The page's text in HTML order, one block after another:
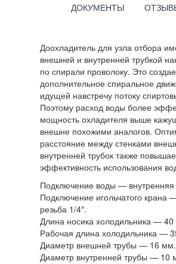
ДОКУМЕНТЫ
Доохладитель для узла отбора
внешней и внутренней трубкой
по спирали проволоку. Это
дополнительное спиральное
идущей навстречу потоку
Поэтому расход воды более
мощность охладителя выше
внешне похожими аналогов.
расстояние между стенками
внутренней трубок также
эффективность использования
Подключение воды — внутренняя
Подключение игольчатого крана
резьба 1/4″.
Длина носика холодильника —
Рабочая длина холодильника —
Диаметр внешней трубы — 16 мм.
Диаметр внутренней трубы — 10